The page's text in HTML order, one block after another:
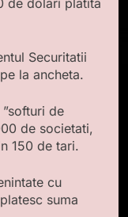
Securitatii
la ancheta.
de
de societati,
150 de tari.
cu
suma